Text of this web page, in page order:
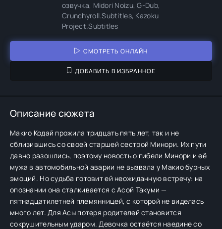
озвучка, Midori Noizu, G-Dub,
Crunchyroll.Subtitles, Kazoku
Project.Subtitles
СМОТРЕТЬ ОНЛАЙН
ДОБАВИТЬ В ИЗБРАННОЕ
Описание сюжета
Макио Кодай прожила тридцать пять лет, так и не
сблизившись со своей старшей сестрой Минори. Их пути
давно разошлись, поэтому новость о гибели Минори и её
мужа в автомобильной аварии не вызвала у Макио бурных
эмоций. Но судьба готовит ей неожиданную встречу: на
опознании она сталкивается с Асой Такуми —
пятнадцатилетней племянницей, с которой не виделась
много лет. Для Асы потеря родителей становится
сокрушительным ударом. Девочка остаётся наедине со